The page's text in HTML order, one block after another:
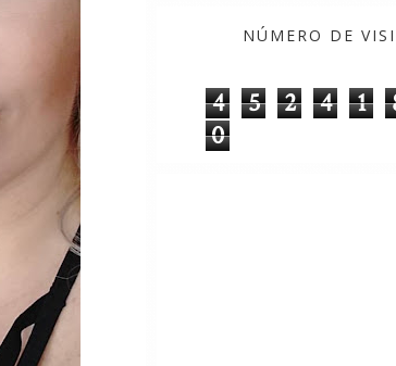
NÚMERO DE
4 5 2 4 1
0